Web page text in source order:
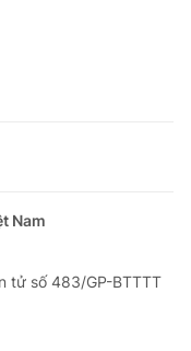
Nam
tử số 483/GP-BTTTT